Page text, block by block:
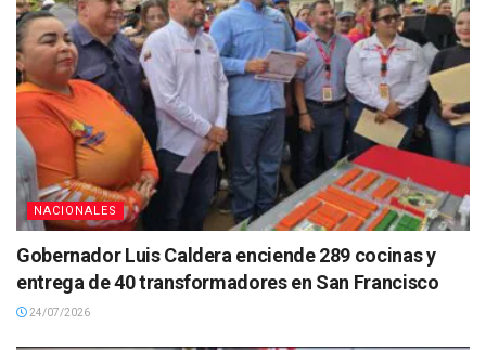
NACIONALES
Gobernador Luis Caldera enciende 289 cocinas y
entrega de 40 transformadores en San Francisco
24/07/2026